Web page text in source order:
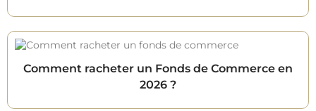
Comment racheter un Fonds de Commerce en
2026 ?